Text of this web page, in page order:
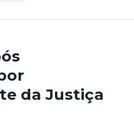
da Justiça